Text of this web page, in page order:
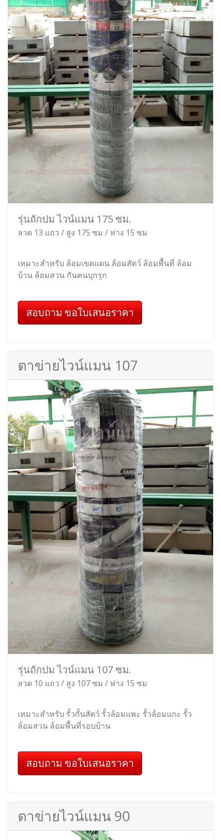
รุ่นถักปม ไวน์แมน 175 ซม.
ลวด 13 แถว / สูง 175 ซม / ห่าง 15 ซม
เหมาะสำหรับ ล้อมเขตแดน ล้อมสัตว์ ล้อมพื้นที่ ล้อม
บ้าน ล้อมสวน กันคนบุกรุก
สอบถาม ขอใบเสนอราคา
ตาข่ายไวน์แมน 107
รุ่นถักปม ไวน์แมน 107 ซม.
ลวด 10 แถว / สูง 107 ซม / ห่าง 15 ซม
เหมาะสำหรับ รั้วกั้นสัตว์ รั้วล้อมแพะ รั้วล้อมแกะ รั้ว
ล้อมสวน ล้อมพื้นที่รอบบ้าน
สอบถาม ขอใบเสนอราคา
ตาข่ายไวน์แมน 90